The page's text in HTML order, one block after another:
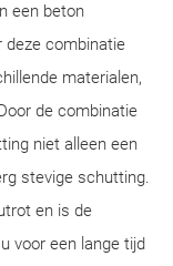
een beton
deze combinatie
materialen,
de combinatie
niet alleen een
stevige schutting.
en is de
voor een lange tijd